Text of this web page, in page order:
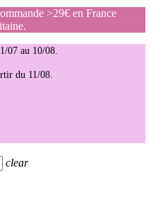
>29€ en France
07 au 10/08.
du 11/08.
clear